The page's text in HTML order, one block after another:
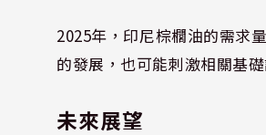
2025年，印尼棕櫚油的需求
的發展，也可能刺激相關基
未來展望